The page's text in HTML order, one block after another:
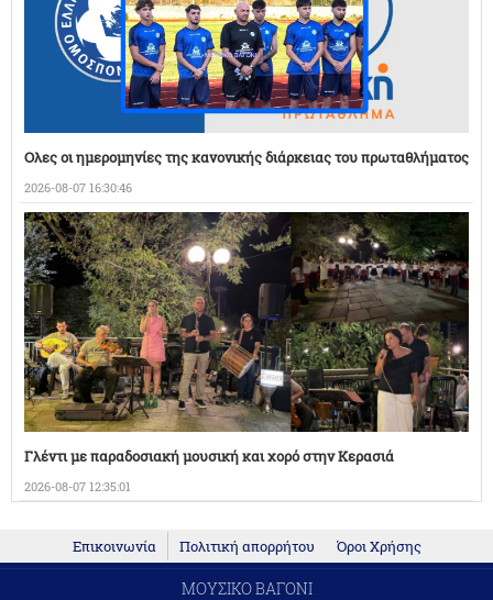
Ολες οι ημερομηνίες της κανονικής διάρκειας του πρωταθλήματος
2026-08-07 16:30:46
Γλέντι με παραδοσιακή μουσική και χορό στην Κερασιά
2026-08-07 12:35:01
Επικοινωνία Πολιτική απορρήτου Όροι Χρήσης
ΜΟΥΣΙΚΟ ΒΑΓΟΝΙ